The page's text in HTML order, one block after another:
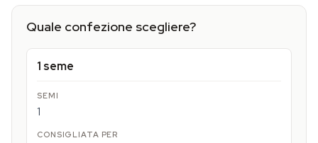
Quale confezione scegliere?
1 seme
1